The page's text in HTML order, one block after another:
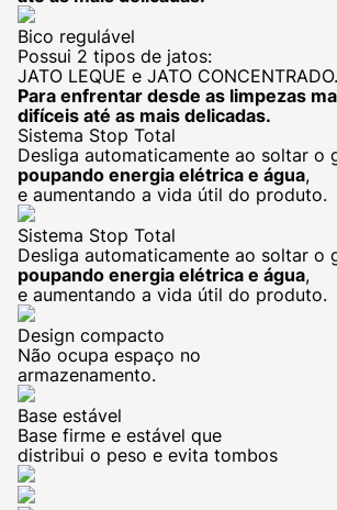
Bico regulável
Possui 2 tipos de jatos:
JATO LEQUE e JATO CONCENTRADO.
Para enfrentar desde as limpezas
difíceis até as mais delicadas.
Sistema Stop Total
Desliga automaticamente ao soltar o
poupando energia elétrica e água,
e aumentando a vida útil do produto.
Sistema Stop Total
Desliga automaticamente ao soltar o
poupando energia elétrica e água,
e aumentando a vida útil do produto.
Design compacto
Não ocupa espaço no
armazenamento.
Base estável
Base firme e estável que
distribui o peso e evita tombos